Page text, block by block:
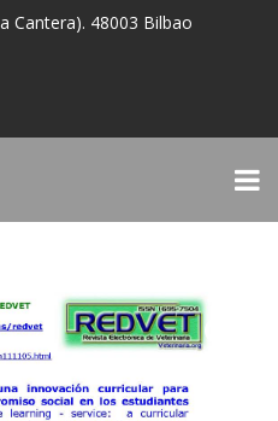
Cantera). 48003 Bilbao